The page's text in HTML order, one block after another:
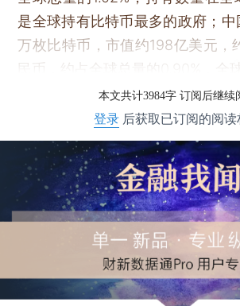
是全球持有比特币最多的政府；
万枚比特币，市值约198亿美元，
民币，约占全球总量的0.90%，全
本文共计3984字 订阅后继续
登录 后获取已订阅的阅读